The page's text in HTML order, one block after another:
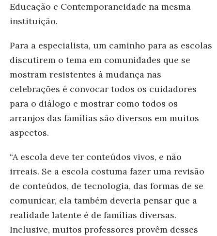
Educação e Contemporaneidade na mesma
instituição.
Para a especialista, um caminho para as escolas
discutirem o tema em comunidades que se
mostram resistentes à mudança nas
celebrações é convocar todos os cuidadores
para o diálogo e mostrar como todos os
arranjos das famílias são diversos em muitos
aspectos.
“A escola deve ter conteúdos vivos, e não
irreais. Se a escola costuma fazer uma revisão
de conteúdos, de tecnologia, das formas de se
comunicar, ela também deveria pensar que a
realidade latente é de famílias diversas.
Inclusive, muitos professores provêm desses